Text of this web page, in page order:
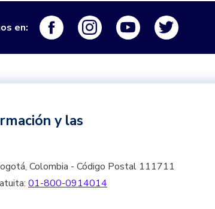
en: Logo FacebookLogo InstagramLogo Youtube
y las
Colombia - Código Postal 111711
01-800-0914014